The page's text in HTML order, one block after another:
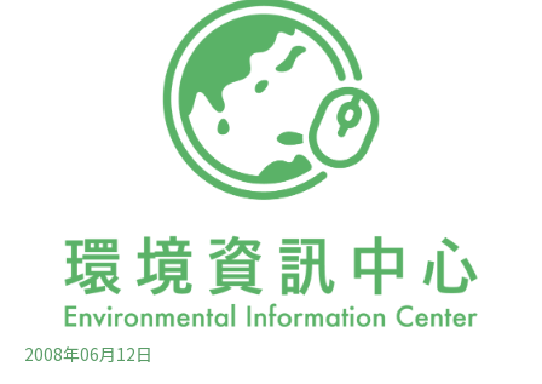
前往墨西哥灣作業的漁民而言，死亡區擴大意味他們必須
航行更遠的距離。路易斯安那州立大學的科學家特納表
示：「美國農民大量種植玉米及大豆，施用的肥料很容易
被雨水沖刷而去，最終流入海灣。」美國今年收成的玉米
約有1/3將用於生產充當替代燃料的乙醇。科學家估計，
2008年4月到6月，約有創紀錄的8萬3000噸磷肥流入墨西
哥灣，比正常值多出85%。
2008年06月12日